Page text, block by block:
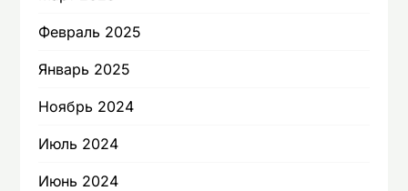
Февраль 2025
Январь 2025
Ноябрь 2024
Июль 2024
Июнь 2024